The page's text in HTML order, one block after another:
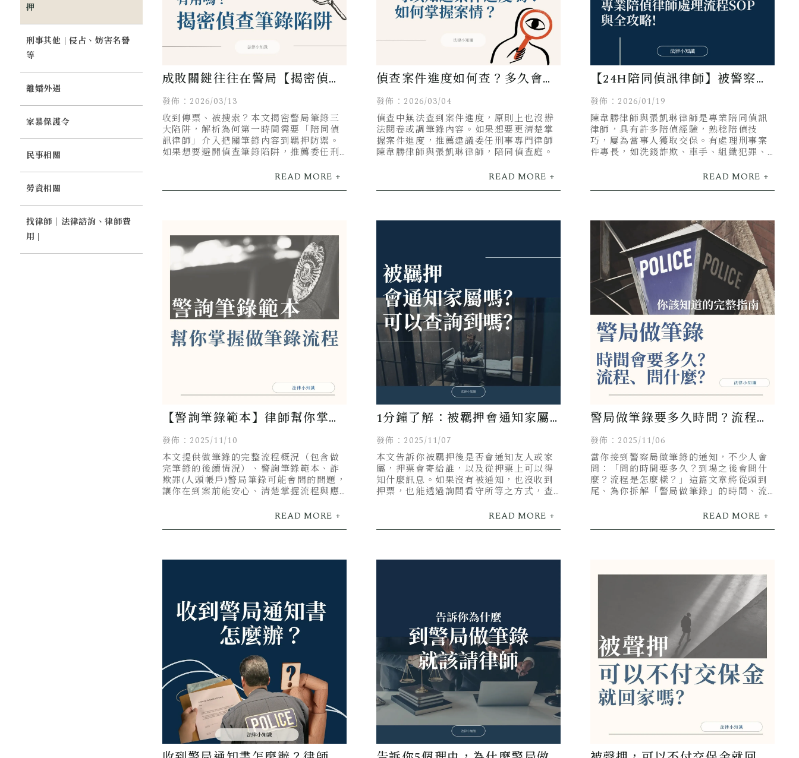
押
刑事其他 | 侵占、妨害名譽
等
離婚外遇
家暴保護令
民事相關
勞資相關
找律師｜法律諮詢、律師費
用 |
成敗關鍵往往在警局【揭密偵查
筆錄陷阱】陪偵律師為何有用的
原因！
發佈：2026/03/13
收到傳票、被搜索？本文揭密警局筆錄三
大陷阱，解析為何第一時間需要「陪同偵
訊律師」介入把關筆錄內容到羈押防禦。
如果想要避開偵查筆錄陷阱，推薦委任刑
同偵查做筆錄，提供 24 小時緊急陪偵服
偵查案件進度如何查？多久會有
結果？可以閱卷嗎？專業律師全
解析！
發佈：2026/03/04
偵查中無法查到案件進度，原則上也沒辦
法閱卷或調筆錄內容。如果想要更清楚掌
握案件進度，推薦建議委任刑事專門律師
陳韋勝律師與張凱琳律師，陪同偵查庭。
【24H陪同偵訊律師】被警察帶
走/抓走怎麼辦？專業律師陪偵流
程SOP與全攻略
發佈：2026/01/19
陳韋勝律師與張凱琳律師是專業陪同偵訊
律師，具有許多陪偵經驗，熟稔陪偵技
巧，屢為當事人獲取交保。有處理刑事案
件專長，如洗錢詐欺、車手、組織犯罪、
【警詢筆錄範本】律師幫你掌握
做筆錄流程！
發佈：2025/11/10
本文提供做筆錄的完整流程概況（包含做
完筆錄的後續情況）、警詢筆錄範本、詐
欺罪(人頭帳戶)警局筆錄可能會問的問題，
讓你在到案前能安心、清楚掌握流程與應
1分鐘了解：被羈押會通知家屬
嗎？查詢得到嗎？
發佈：2025/11/07
本文告訴你被羈押後是否會通知友人或家
屬，押票會寄給誰，以及從押票上可以得
知什麼訊息。如果沒有被通知，也沒收到
押票，也能透過詢問看守所等之方式，查
警局做筆錄要多久時間？流程、
問什麼？你該知道的完整指南
發佈：2025/11/06
當你接到警察局做筆錄的通知，不少人會
問：「問的時間要多久？到場之後會問什
麼？流程是怎麼樣？」這篇文章將從頭到
尾、為你拆解「警局做筆錄」的時間、流